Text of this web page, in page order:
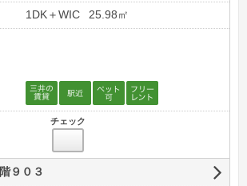
1DK＋WIC 25.98㎡
チェック
料改定
９０３